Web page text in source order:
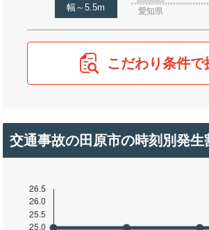
幅～5.5m 愛知県
こだわり条件で
交通事故の田原市の時刻別発生